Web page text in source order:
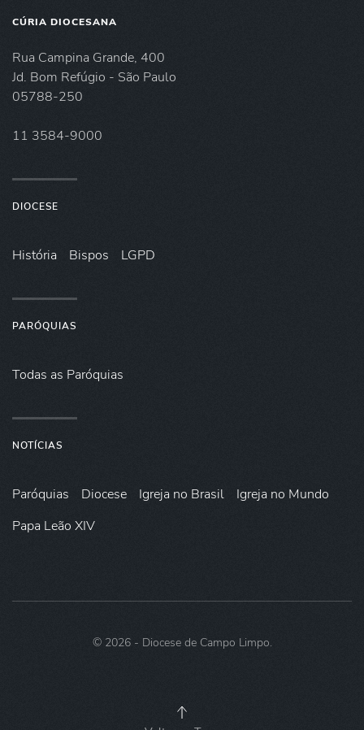
CÚRIA DIOCESANA
Rua Campina Grande, 400
Jd. Bom Refúgio - São Paulo
05788-250
11 3584-9000
DIOCESE
História Bispos LGPD
PARÓQUIAS
Todas as Paróquias
NOTÍCIAS
Paróquias Diocese Igreja no Brasil
Igreja no Mundo
Papa Leão XIV
© 2026- Diocese de Campo Limpo.